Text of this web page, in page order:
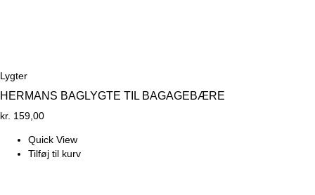
Lygter
HERMANS BAGLYGTE TIL BAGAGEBÆRE
kr. 159,00
Quick View
Tilføj til kurv